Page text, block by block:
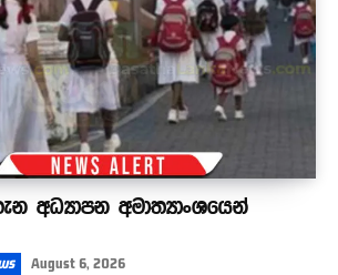
අධ්‍යාපන අමාත්‍යාංශයෙන්
August 6, 2026